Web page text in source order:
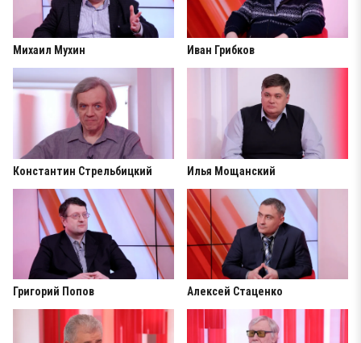
Михаил Мухин Иван Грибков
Константин Стрельбицкий Илья Мощанский
Григорий Попов Алексей Стаценко